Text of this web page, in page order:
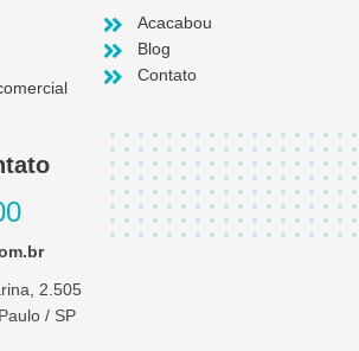
Acacabou
Blog
Contato
2.505
/ SP